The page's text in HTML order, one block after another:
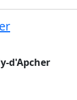
d'Apcher